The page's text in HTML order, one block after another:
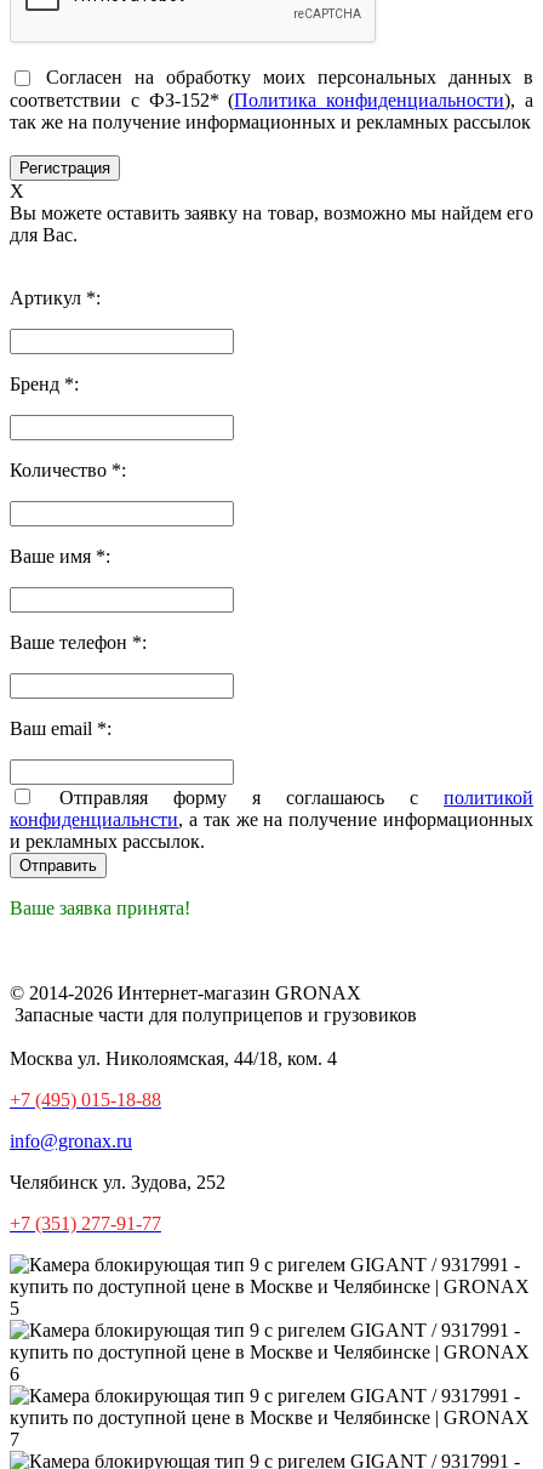
Согласен на обработку моих персональных данных в
соответствии с ФЗ-152* (Политика конфиденциальности), а
так же на получение информационных и рекламных рассылок
X
Вы можете оставить заявку на товар, возможно мы найдем его
для Вас.
Артикул *:
Бренд *:
Количество *:
Ваше имя *:
Ваше телефон *:
Ваш email *:
Отправляя форму я соглашаюсь с политикой
конфиденциальнсти, а так же на получение информационных
и рекламных рассылок.
Ваше заявка принята!
© 2014-2026 Интернет-магазин GRONAX
Запасные части для полуприцепов и грузовиков
Москва ул. Николоямская, 44/18, ком. 4
+7 (495) 015-18-88
info@gronax.ru
Челябинск ул. Зудова, 252
+7 (351) 277-91-77